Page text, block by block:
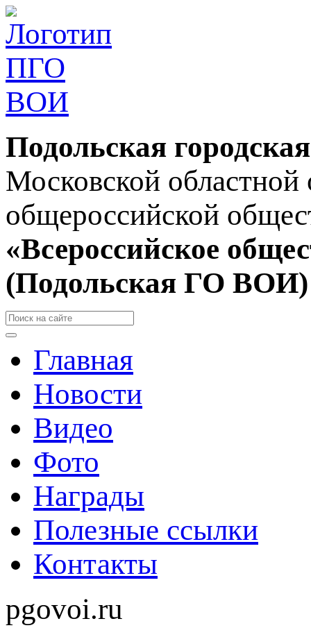
Подольская
Московской областной
общероссийской
«Всероссийское
(Подольская ГО ВОИ)
Главная
Новости
Видео
Фото
Награды
Полезные ссылки
Контакты
pgovoi.ru